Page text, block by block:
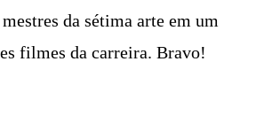
da sétima arte em um
filmes da carreira. Bravo!